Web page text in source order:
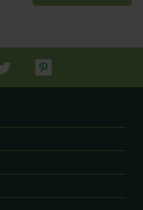
Facebook
op Instagram
op Twitter
Tuincentrum.nl op